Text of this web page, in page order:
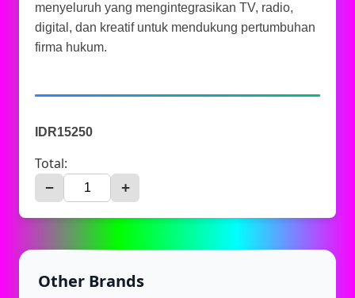
menyeluruh yang mengintegrasikan TV, radio,
digital, dan kreatif untuk mendukung pertumbuhan
firma hukum.
IDR15250
Total:
− +
Other Brands